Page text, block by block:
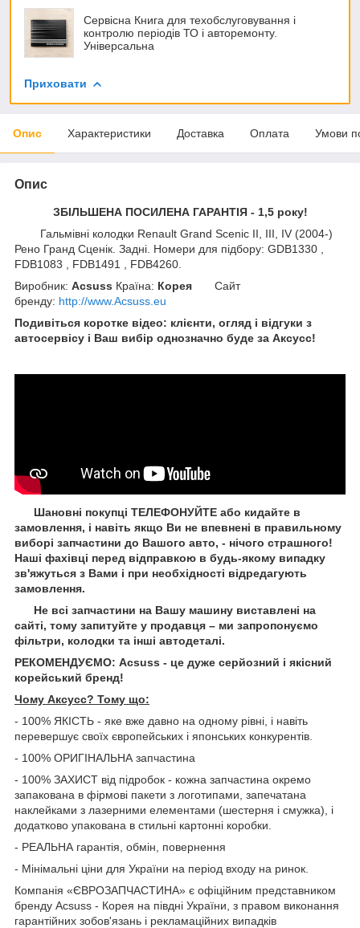
Сервісна Книга для техобслуговування і
контролю періодів ТО і авторемонту.
Універсальна
Приховати
Опис Характеристики Доставка Оплата Умови
Опис
ЗБІЛЬШЕНА ПОСИЛЕНА ГАРАНТІЯ - 1,5 року!
Гальмівні колодки Renault Grand Scenic II, III, IV (2004-)
Рено Гранд Сценік. Задні. Номери для підбору: GDB1330 ,
FDB1083 , FDB1491 , FDB4260.
Виробник: Acsuss Країна: Корея
Сайт
бренду: http://www.Acsuss.eu
Подивіться коротке відео: клієнти, огляд і відгуки з
автосервісу і Ваш вибір однозначно буде за Aксусс!
Шановні покупці ТЕЛЕФОНУЙТЕ або кидайте в
замовлення, і навіть якщо Ви не впевнені в правильному
виборі запчастини до Вашого авто, - нічого страшного!
Наші фахівці перед відправкою в будь-якому випадку
зв'яжуться з Вами і при необхідності відредагують
замовлення.
Не всі запчастини на Вашу машину виставлені на
сайті, тому запитуйте у продавця – ми запропонуємо
фільтри, колодки та інші автодеталі.
РЕКОМЕНДУЄМО: Acsuss - це дуже серйозний і якісний
корейський бренд!
Чому Aксусс? Тому що:
- 100% ЯКІСТЬ - яке вже давно на одному рівні, і навіть
перевершує своїх європейських і японських конкурентів.
- 100% ОРИГІНАЛЬНА запчастина
- 100% ЗАХИСТ від підробок - кожна запчастина окремо
запакована в фірмові пакети з логотипами, запечатана
наклейками з лазерними елементами (шестерня і смужка), і
додатково упакована в стильні картонні коробки.
- РЕАЛЬНА гарантія, обмін, повернення
- Мінімальні ціни для України на період входу на ринок.
Компанія «ЄВРОЗАПЧАСТИНА» є офіційним представником
бренду Acsuss - Корея на півдні України, з правом виконання
гарантійних зобов'язань і рекламаційних випадків